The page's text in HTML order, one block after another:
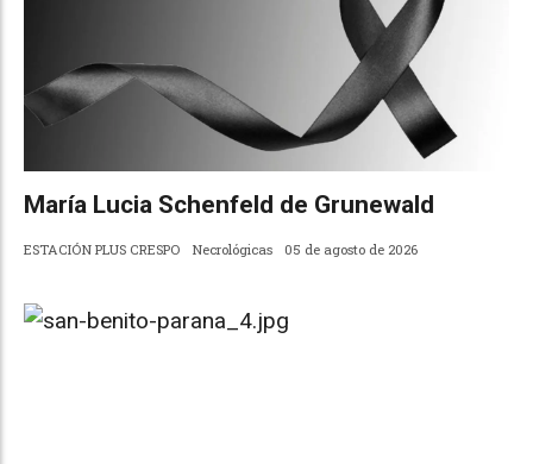
María Lucia Schenfeld de Grunewald
ESTACIÓN PLUS CRESPO Necrológicas 05 de agosto de 2026